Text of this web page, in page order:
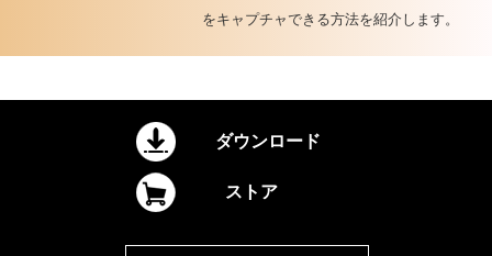
をキャプチャできる方法を紹介します。
ダウンロード
ストア